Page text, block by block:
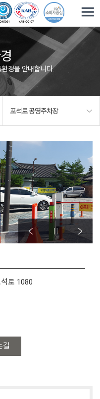
경을 안내합니다.
포석로 공영주차장
로 1080
길